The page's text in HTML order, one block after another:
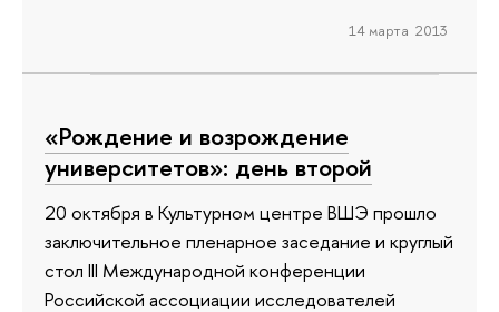
14 марта 2013
«Рождение и возрождение
университетов»: день второй
20 октября в Культурном центре ВШЭ прошло
заключительное пленарное заседание и круглый
стол III Международной конференции
Российской ассоциации исследователей